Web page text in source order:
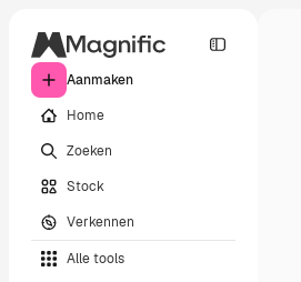
Aanmaken
Home
Zoeken
Stock
Verkennen
Alle tools